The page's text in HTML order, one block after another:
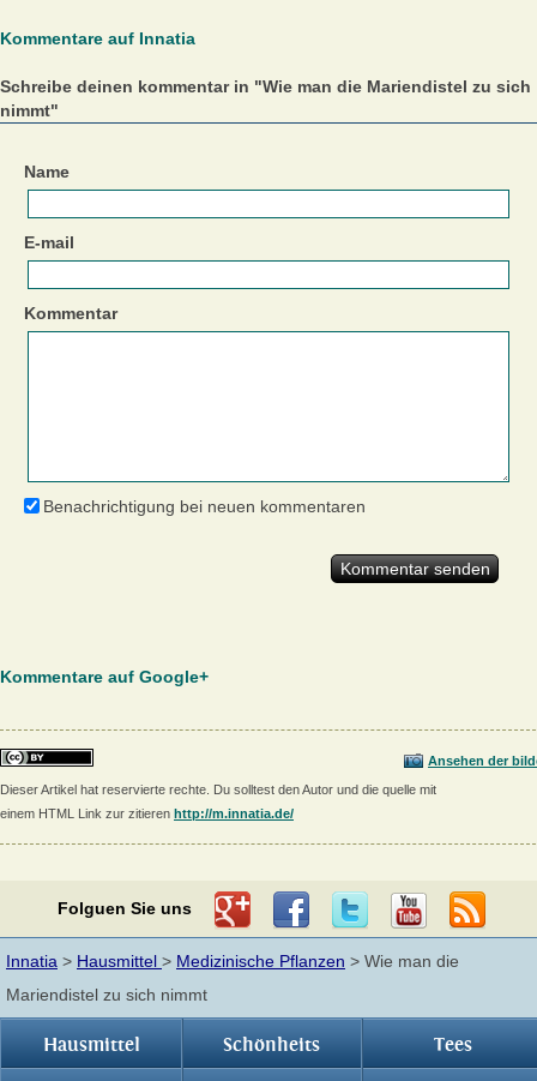
Kommentare auf Innatia
Schreibe deinen kommentar in "Wie man die Mariendistel zu sich
nimmt"
Name
E-mail
Kommentar
Benachrichtigung bei neuen kommentaren
Kommentare auf Google+
Ansehen der
Dieser Artikel hat reservierte rechte. Du solltest den Autor und die quelle mit
einem HTML Link zur zitieren http://m.innatia.de/
Folguen Sie uns
Innatia > Hausmittel > Medizinische Pflanzen > Wie man die
Mariendistel zu sich nimmt
Hausmittel Schönheits Tees